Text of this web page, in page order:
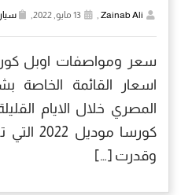
Zainab Ali
,
اسعار القائمة الخاصة
المصري خلال الايام
كورسا
وقدرت […]